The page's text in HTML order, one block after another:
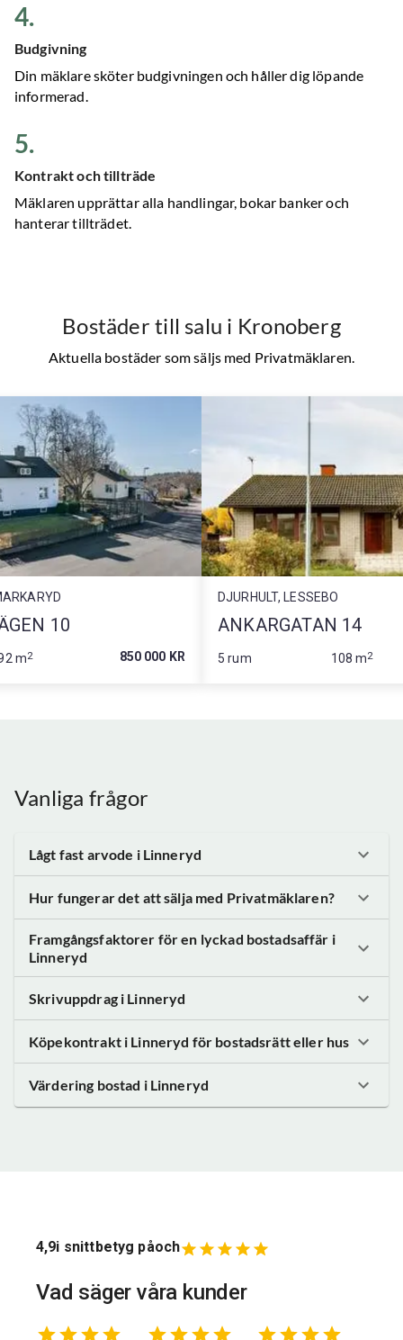
4.
Budgivning
Din mäklare sköter budgivningen och håller dig löpande
informerad.
5.
Kontrakt och tillträde
Mäklaren upprättar alla handlingar, bokar banker och
hanterar tillträdet.
Bostäder till salu i Kronoberg
Aktuella bostäder som säljs med Privatmäklaren.
10
m2 850 000 KR
DJURHULT, LESSEBO
ANKARGATAN 14
5 rum 108 m2
Vanliga frågor
Lågt fast arvode i Linneryd
Hur fungerar det att sälja med Privatmäklaren?
Framgångsfaktorer för en lyckad bostadsaffär i
Linneryd
Skrivuppdrag i Linneryd
Köpekontrakt i Linneryd för bostadsrätt eller hus
Värdering bostad i Linneryd
4,9i snittbetyg påoch
Vad säger våra kunder